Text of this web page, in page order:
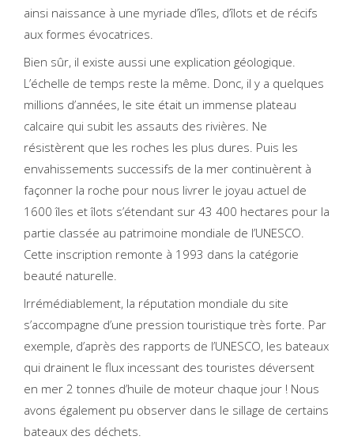
ainsi naissance à une myriade d’îles, d’îlots et de récifs
aux formes évocatrices.
Bien sûr, il existe aussi une explication géologique.
L’échelle de temps reste la même. Donc, il y a quelques
millions d’années, le site était un immense plateau
calcaire qui subit les assauts des rivières. Ne
résistèrent que les roches les plus dures. Puis les
envahissements successifs de la mer continuèrent à
façonner la roche pour nous livrer le joyau actuel de
1600 îles et îlots s’étendant sur 43 400 hectares pour la
partie classée au patrimoine mondiale de l’UNESCO.
Cette inscription remonte à 1993 dans la catégorie
beauté naturelle.
Irrémédiablement, la réputation mondiale du site
s’accompagne d’une pression touristique très forte. Par
exemple, d’après des rapports de l’UNESCO, les bateaux
qui drainent le flux incessant des touristes déversent
en mer 2 tonnes d’huile de moteur chaque jour ! Nous
avons également pu observer dans le sillage de certains
bateaux des déchets.